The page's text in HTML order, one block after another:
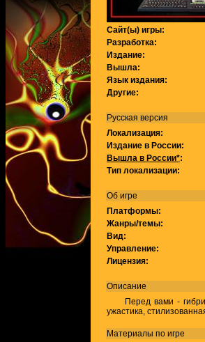
Сайт(ы) игры:
Разработка:
Издание:
Вышла:
Язык издания:
Другие:
Русская версия
Локализация:
Издание в России:
Вышла в России*:
Тип локализации:
Об игре
Платформы:
Жанры/темы:
Вид:
Управление:
Лицензия:
Описание
Перед вами - гибрид
ужастика,
Материалы по игре